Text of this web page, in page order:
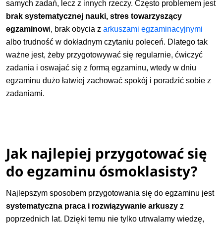
samych zadań, lecz z innych rzeczy. Często problemem jest
brak systematycznej nauki, stres towarzyszący
egzaminowi, brak obycia zarkuszami egzaminacyjnymi
albo trudność w dokładnym czytaniu poleceń. Dlatego tak
ważne jest, żeby przygotowywać się regularnie, ćwiczyć
zadania i oswajać się z formą egzaminu, wtedy w dniu
egzaminu dużo łatwiej zachować spokój i poradzić sobie z
zadaniami.
Jak najlepiej przygotować się
do egzaminu ósmoklasisty?
Najlepszym sposobem przygotowania się do egzaminu jest
systematyczna praca i rozwiązywanie arkuszy z
poprzednich lat. Dzięki temu nie tylko utrwalamy wiedzę,